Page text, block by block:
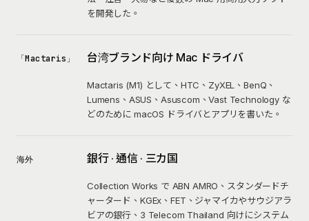
を開発した。
「Mactaris」 台湾ブランド向け Mac ドライバ
Mactaris (M1) として、HTC、ZyXEL、BenQ、
Lumens、ASUS、Asuscom、Vast Technology な
どのために macOS ドライバとアプリを書いた。
海外 銀行 · 通信 · 三カ国
Collection Works で ABN AMRO、スタンダードチ
ャータード、KGEx、FET、ジャマイカやサウジアラ
ビアの銀行、3 Telecom Thailand 向けにシステム